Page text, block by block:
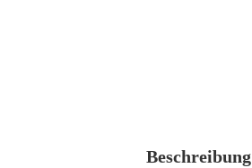
Beschreibung